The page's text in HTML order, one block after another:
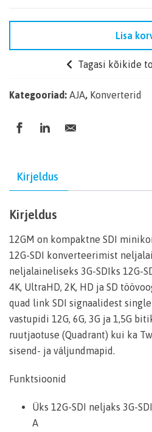
Lisa
Tagasi kõikide
Kategooriad: AJA, Konverterid
Kirjeldus
Kirjeldus
12GM on kompaktne SDI
12G-SDI konverteerimist
neljalaineliseks 3G-SDIks 12G-
4K, UltraHD, 2K, HD ja SD
quad link SDI signaalidest
vastupidi 12G, 6G, 3G ja 1,5G
ruutjaotuse (Quadrant) kui ka
sisend- ja väljundmapid.
Funktsioonid
Üks 12G-SDI neljaks 3G-
A